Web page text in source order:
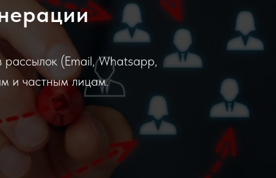
(Email, Whatsapp,
и частным лицам.